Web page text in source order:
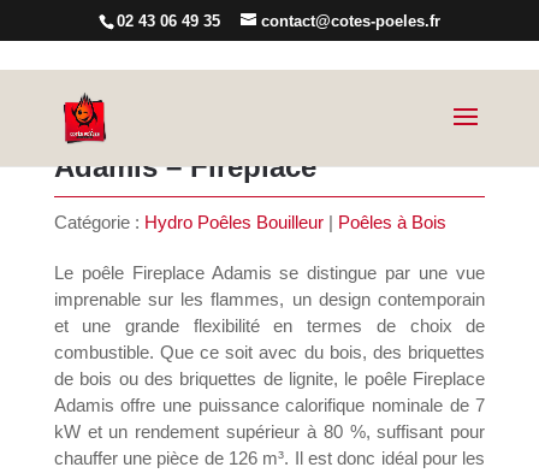
02 43 06 49 35 contact@cotes-poeles.fr
Adamis – Fireplace
Catégorie : Hydro Poêles Bouilleur| Poêles à Bois
Le poêle Fireplace Adamis se distingue par une vue
imprenable sur les flammes, un design contemporain
et une grande flexibilité en termes de choix de
combustible. Que ce soit avec du bois, des briquettes
de bois ou des briquettes de lignite, le poêle Fireplace
Adamis offre une puissance calorifique nominale de 7
kW et un rendement supérieur à 80 %, suffisant pour
chauffer une pièce de 126 m³. Il est donc idéal pour les